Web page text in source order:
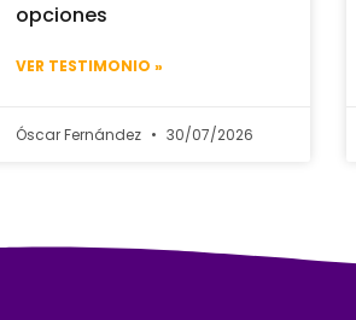
opciones
VER TESTIMONIO »
Óscar Fernández 30/07/2026